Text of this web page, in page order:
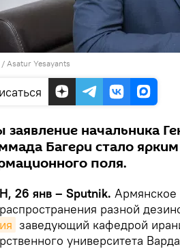
Asatur Yesayants
заявление начальника
Багери стало
поля.
26 янв – Sputnik.
разной
заведующий кафедрой
университета